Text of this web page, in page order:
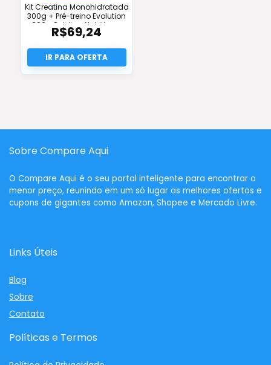
Kit Creatina Monohidratada
300g + Pré-treino Evolution
300g Soldiers Nutrition –
Desconto e Frete Grátis
R$69,24
Sobre Compare Aqui
O Compare Aqui é o seu portal inteligente para encontrar o
menor preço, reunindo em um só lugar as melhores ofertas e
cupons de gigantes como Amazon, Shopee e Mercado Livre.
Links Úteis
Blog
Sobre
Contato
Políticas e Termos